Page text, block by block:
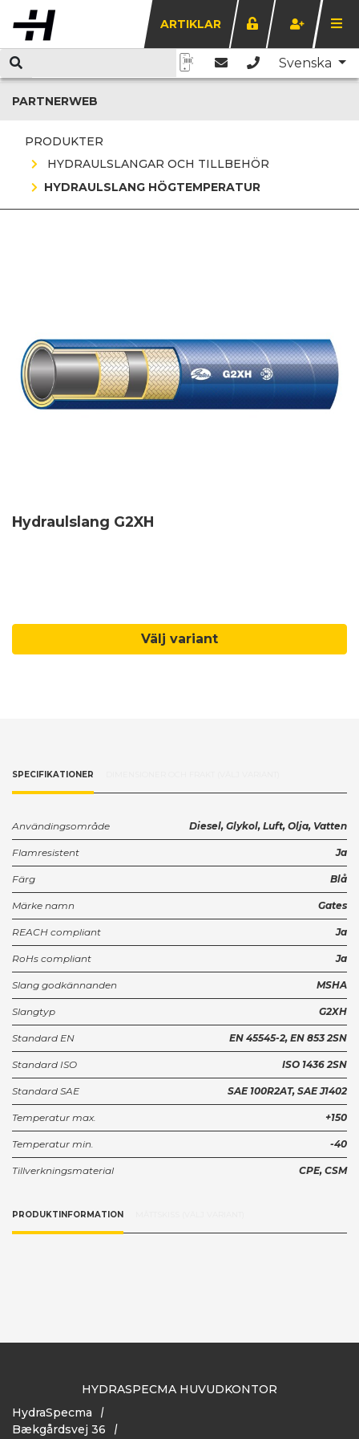
ARTIKLAR
Svenska
PARTNERWEB
PRODUKTER
HYDRAULSLANGAR OCH TILLBEHÖR
HYDRAULSLANG HÖGTEMPERATUR
Hydraulslang G2XH
Välj variant
SPECIFIKATIONER
Användingsområde Diesel, Glykol, Luft, Olja, Vatten
Flamresistent Ja
Färg Blå
Märke namn Gates
REACH compliant Ja
RoHs compliant Ja
Slang godkännanden MSHA
Slangtyp G2XH
Standard EN EN 45545-2, EN 853 2SN
Standard ISO ISO 1436 2SN
Standard SAE SAE 100R2AT, SAE J1402
Temperatur max. +150
Temperatur min. -40
Tillverkningsmaterial CPE, CSM
PRODUKTINFORMATION
HYDRASPECMA HUVUDKONTOR
HydraSpecma
Bækgårdsvej 36